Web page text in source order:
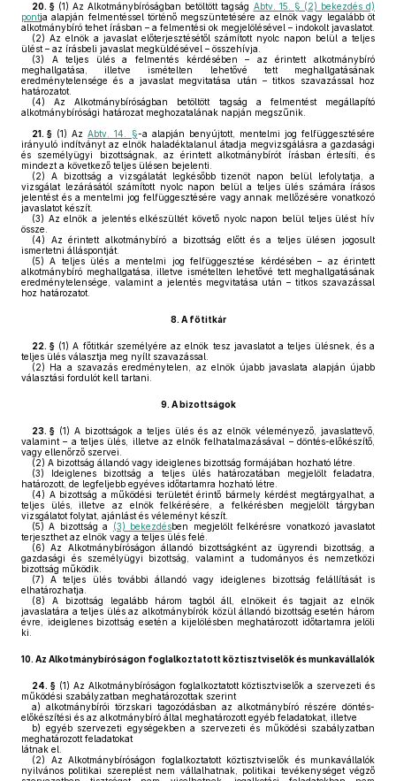
20. § (1) Az Alkotmánybíróságban betöltött tagság Abtv. 15. § (2) bekezdés d)
pontja alapján felmentéssel történő megszüntetésére az elnök vagy legalább öt
alkotmánybíró tehet írásban – a felmentési ok megjelölésével – indokolt javaslatot.
(2) Az elnök a javaslat előterjesztésétől számított nyolc napon belül a teljes
ülést – az írásbeli javaslat megküldésével – összehívja.
(3) A teljes ülés a felmentés kérdésében – az érintett alkotmánybíró
meghallgatása, illetve ismételten lehetővé tett meghallgatásának
eredménytelensége és a javaslat megvitatása után – titkos szavazással hoz
határozatot.
(4) Az Alkotmánybíróságban betöltött tagság a felmentést megállapító
alkotmánybírósági határozat meghozatalának napján megszűnik.
21. § (1) AzAbtv. 14. §-a alapján benyújtott, mentelmi jog felfüggesztésére
irányuló indítványt az elnök haladéktalanul átadja megvizsgálásra a gazdasági
és személyügyi bizottságnak, az érintett alkotmánybírót írásban értesíti, és
mindezt a következő teljes ülésen bejelenti.
(2) A bizottság a vizsgálatát legkésőbb tizenöt napon belül lefolytatja, a
vizsgálat lezárásától számított nyolc napon belül a teljes ülés számára írásos
jelentést és a mentelmi jog felfüggesztésére vagy annak mellőzésére vonatkozó
javaslatot készít.
(3) Az elnök a jelentés elkészültét követő nyolc napon belül teljes ülést hív
össze.
(4) Az érintett alkotmánybíró a bizottság előtt és a teljes ülésen jogosult
ismertetni álláspontját.
(5) A teljes ülés a mentelmi jog felfüggesztése kérdésében – az érintett
alkotmánybíró meghallgatása, illetve ismételten lehetővé tett meghallgatásának
eredménytelensége, valamint a jelentés megvitatása után – titkos szavazással
hoz határozatot.
8. A főtitkár
22. § (1) A főtitkár személyére az elnök tesz javaslatot a teljes ülésnek, és a
teljes ülés választja meg nyílt szavazással.
(2) Ha a szavazás eredménytelen, az elnök újabb javaslata alapján újabb
választási fordulót kell tartani.
9. A bizottságok
23. § (1) A bizottságok a teljes ülés és az elnök véleményező, javaslattevő,
valamint – a teljes ülés, illetve az elnök felhatalmazásával – döntés-előkészítő,
vagy ellenőrző szervei.
(2) A bizottság állandó vagy ideiglenes bizottság formájában hozható létre.
(3) Ideiglenes bizottság a teljes ülés határozatában megjelölt feladatra,
határozott, de legfeljebb egyéves időtartamra hozható létre.
(4) A bizottság a működési területét érintő bármely kérdést megtárgyalhat, a
teljes ülés, illetve az elnök felkérésére, a felkérésben megjelölt tárgyban
vizsgálatot folytat, ajánlást és véleményt készít.
(5) A bizottság a (3) bekezdésben megjelölt felkérésre vonatkozó javaslatot
terjeszthet az elnök vagy a teljes ülés felé.
(6) Az Alkotmánybíróságon állandó bizottságként az ügyrendi bizottság, a
gazdasági és személyügyi bizottság, valamint a tudományos és nemzetközi
bizottság működik.
(7) A teljes ülés további állandó vagy ideiglenes bizottság felállítását is
elhatározhatja.
(8) A bizottság legalább három tagból áll, elnökeit és tagjait az elnök
javaslatára a teljes ülés az alkotmánybírók közül állandó bizottság esetén három
évre, ideiglenes bizottság esetén a kijelölésben meghatározott időtartamra jelöli
ki.
10. Az Alkotmánybíróságon foglalkoztatott köztisztviselők és munkavállalók
24. § (1) Az Alkotmánybíróságon foglalkoztatott köztisztviselők a szervezeti és
működési szabályzatban meghatározottak szerint
a) alkotmánybírói törzskari tagozódásban az alkotmánybíró részére döntés-
előkészítési és az alkotmánybíró által meghatározott egyéb feladatokat, illetve
b) egyéb szervezeti egységekben a szervezeti és működési szabályzatban
meghatározott feladatokat
látnak el.
(2) Az Alkotmánybíróságon foglalkoztatott köztisztviselők és munkavállalók
nyilvános politikai szereplést nem vállalhatnak, politikai tevékenységet végző